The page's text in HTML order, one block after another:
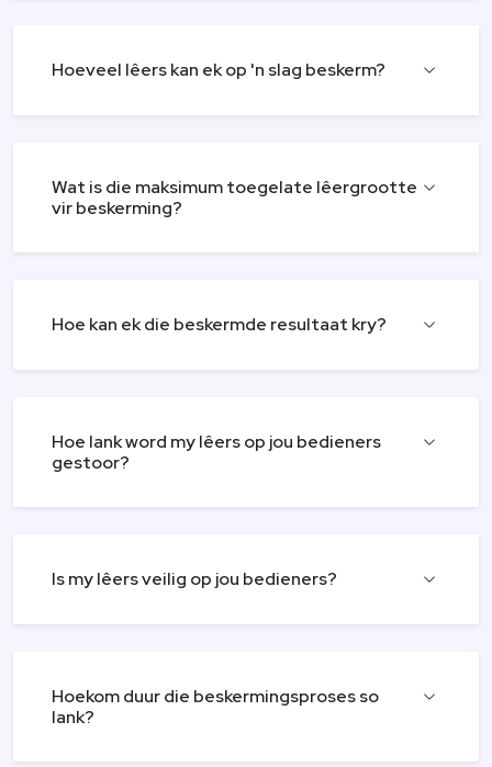
Hoeveel lêers kan ek op 'n slag beskerm?
Wat is die maksimum toegelate lêergrootte
vir beskerming?
Hoe kan ek die beskermde resultaat kry?
Hoe lank word my lêers op jou bedieners
gestoor?
Is my lêers veilig op jou bedieners?
Hoekom duur die beskermingsproses so
lank?